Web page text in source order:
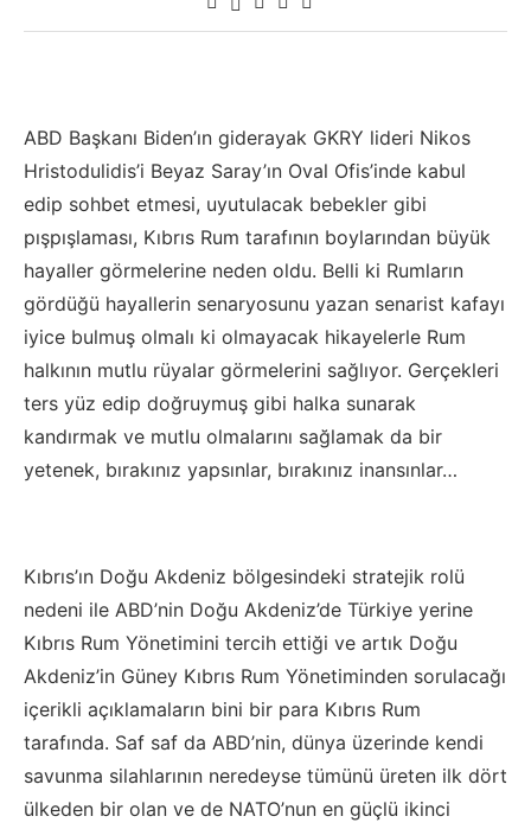
ABD Başkanı Biden’ın giderayak GKRY lideri Nikos
Hristodulidis’i Beyaz Saray’ın Oval Ofis’inde kabul
edip sohbet etmesi, uyutulacak bebekler gibi
pışpışlaması, Kıbrıs Rum tarafının boylarından büyük
hayaller görmelerine neden oldu. Belli ki Rumların
gördüğü hayallerin senaryosunu yazan senarist kafayı
iyice bulmuş olmalı ki olmayacak hikayelerle Rum
halkının mutlu rüyalar görmelerini sağlıyor. Gerçekleri
ters yüz edip doğruymuş gibi halka sunarak
kandırmak ve mutlu olmalarını sağlamak da bir
yetenek, bırakınız yapsınlar, bırakınız inansınlar…
Kıbrıs’ın Doğu Akdeniz bölgesindeki stratejik rolü
nedeni ile ABD’nin Doğu Akdeniz’de Türkiye yerine
Kıbrıs Rum Yönetimini tercih ettiği ve artık Doğu
Akdeniz’in Güney Kıbrıs Rum Yönetiminden sorulacağı
içerikli açıklamaların bini bir para Kıbrıs Rum
tarafında. Saf saf da ABD’nin, dünya üzerinde kendi
savunma silahlarının neredeyse tümünü üreten ilk dört
ülkeden bir olan ve de NATO’nun en güçlü ikinci